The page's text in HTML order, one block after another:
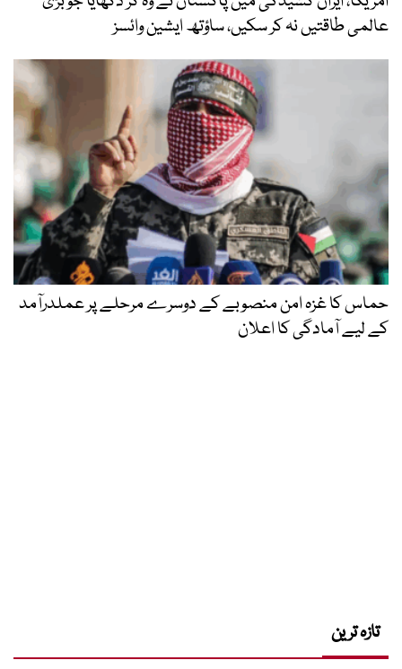
عالمی طاقتیں نہ کر سکیں، ساؤتھ ایشین وائسز
حماس کا غزہ امن منصوبے کے دوسرے مرحلے پر عملدرآمد
کے لیے آمادگی کا اعلان
تازہ ترین